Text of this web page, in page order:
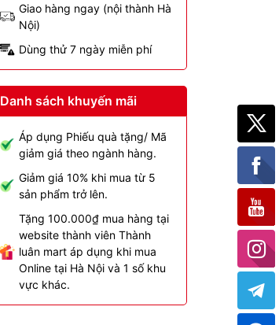
Giao hàng ngay (nội thành Hà
Nội)
Dùng thử 7 ngày miễn phí
Danh sách khuyến mãi
Áp dụng Phiếu quà tặng/ Mã
giảm giá theo ngành hàng.
Giảm giá 10% khi mua từ 5
sản phẩm trở lên.
Tặng 100.000₫ mua hàng tại
website thành viên Thành
luân mart áp dụng khi mua
Online tại Hà Nội và 1 số khu
vực khác.